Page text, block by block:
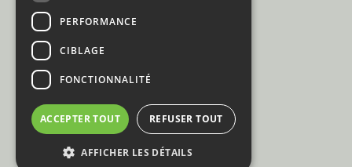
PERFORMANCE
CIBLAGE
FONCTIONNALITÉ
ACCEPTER TOUT REFUSER TOUT
AFFICHER LES DÉTAILS